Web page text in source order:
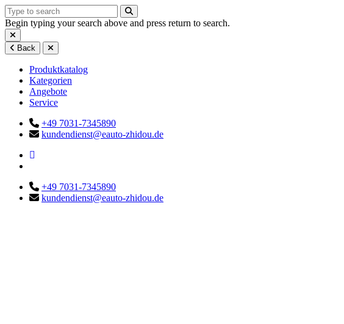
Begin typing your search above and press return to search.
Back
Produktkatalog
Kategorien
Angebote
Service
+49 7031-7345890
kundendienst@eauto-zhidou.de
+49 7031-7345890
kundendienst@eauto-zhidou.de